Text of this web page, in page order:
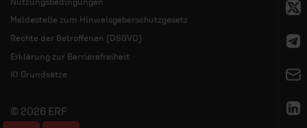
Meldestelle zum Hinweisgeberschutzgesetz
Rechte der Betroffenen (DSGVO)
Erklärung zur Barrierefreiheit
KI Grundsätze
© 2026 ERF